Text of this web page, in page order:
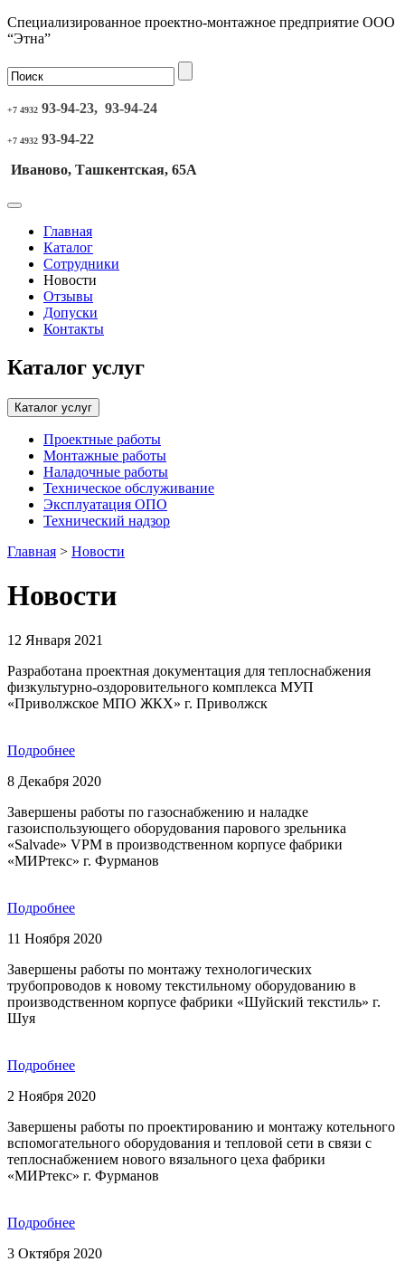
Специализированное проектно-монтажное предприятие ООО
“Этна”
+7 4932 93-94-23, 93-94-24
+7 4932 93-94-22
Иваново, Ташкентская, 65А
Главная
Каталог
Сотрудники
Новости
Отзывы
Допуски
Контакты
Каталог услуг
Каталог услуг
Проектные работы
Монтажные работы
Наладочные работы
Техническое обслуживание
Эксплуатация ОПО
Технический надзор
Главная > Новости
Новости
12 Января 2021
Разработана проектная документация для теплоснабжения
физкультурно-оздоровительного комплекса МУП
«Приволжское МПО ЖКХ» г. Приволжск
Подробнее
8 Декабря 2020
Завершены работы по газоснабжению и наладке
газоиспользующего оборудования парового зрельника
«Salvade» VPM в производственном корпусе фабрики
«МИРтекс» г. Фурманов
Подробнее
11 Ноября 2020
Завершены работы по монтажу технологических
трубопроводов к новому текстильному оборудованию в
производственном корпусе фабрики «Шуйский текстиль» г.
Шуя
Подробнее
2 Ноября 2020
Завершены работы по проектированию и монтажу котельного
вспомогательного оборудования и тепловой сети в связи с
теплоснабжением нового вязального цеха фабрики
«МИРтекс» г. Фурманов
Подробнее
3 Октября 2020